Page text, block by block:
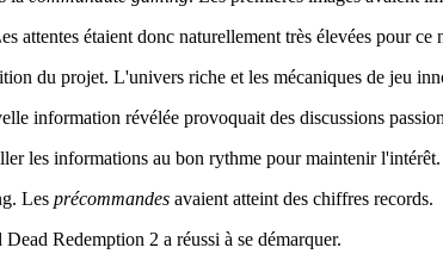
étaient donc naturellement très élevées pour ce
du projet. L'univers riche et les mécaniques de jeu
information révélée provoquait des discussions
les informations au bon rythme pour maintenir l'intérêt.
Les précommandes avaient atteint des chiffres records.
Redemption 2 a réussi à se démarquer.